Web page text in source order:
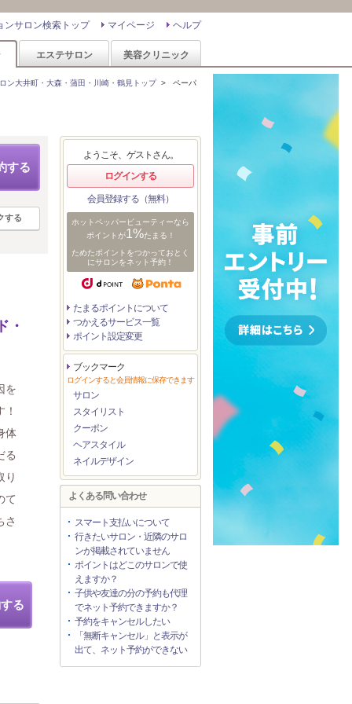
ヘルプ
マイページ
ンサロン検索トップ
エステサロン 美容クリニック
ン大井町・大森・蒲田・川崎・鶴見トップ> ペーパ
する
する
・
を
体
る
り
て
さ
る
ようこそ、ゲストさん。
ログインする
会員登録する（無料）
ホットペッパービューティーなら
ポイントが1%たまる！
ためたポイントをつかっておとく
にサロンをネット予約！
たまるポイントについて
つかえるサービス一覧
ポイント設定変更
ブックマーク
ログインすると会員情報に保存できます
サロン
スタイリスト
クーポン
ヘアスタイル
ネイルデザイン
よくある問い合わせ
スマート支払いについて
行きたいサロン・近隣のサロ
ンが掲載されていません
ポイントはどこのサロンで使
えますか？
子供や友達の分の予約も代理
でネット予約できますか？
予約をキャンセルしたい
「無断キャンセル」と表示が
出て、ネット予約ができない